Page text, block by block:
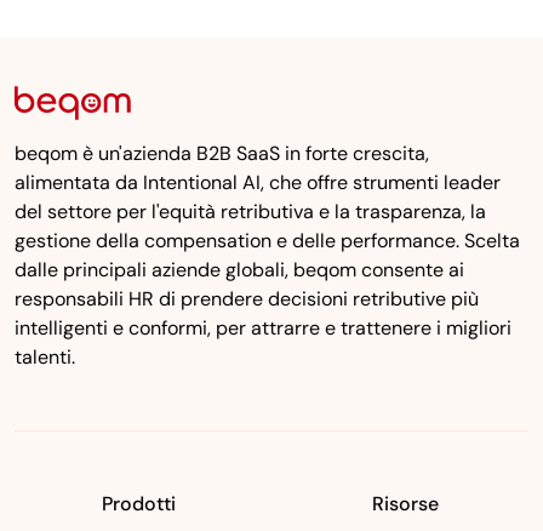
beqom è un'azienda B2B SaaS in forte crescita,
alimentata da Intentional AI, che offre strumenti leader
del settore per l'equità retributiva e la trasparenza, la
gestione della compensation e delle performance. Scelta
dalle principali aziende globali, beqom consente ai
responsabili HR di prendere decisioni retributive più
intelligenti e conformi, per attrarre e trattenere i migliori
talenti.
Prodotti Risorse